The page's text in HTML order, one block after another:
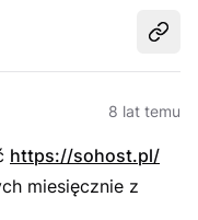
8 lat temu
https://sohost.pl/
miesięcznie z